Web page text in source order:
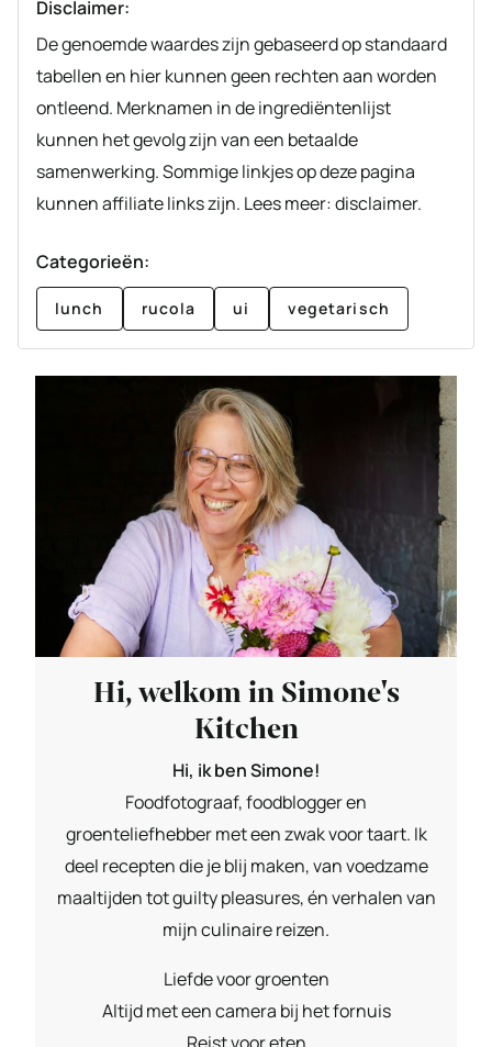
Disclaimer:
De genoemde waardes zijn gebaseerd op standaard
tabellen en hier kunnen geen rechten aan worden
ontleend. Merknamen in de ingrediëntenlijst
kunnen het gevolg zijn van een betaalde
samenwerking. Sommige linkjes op deze pagina
kunnen affiliate links zijn. Lees meer: disclaimer.
Categorieën:
lunch rucola ui vegetarisch
Hi, welkom in Simone's
Kitchen
Hi, ik ben Simone!
Foodfotograaf, foodblogger en
groenteliefhebber met een zwak voor taart. Ik
deel recepten die je blij maken, van voedzame
maaltijden tot guilty pleasures, én verhalen van
mijn culinaire reizen.
Liefde voor groenten
Altijd met een camera bij het fornuis